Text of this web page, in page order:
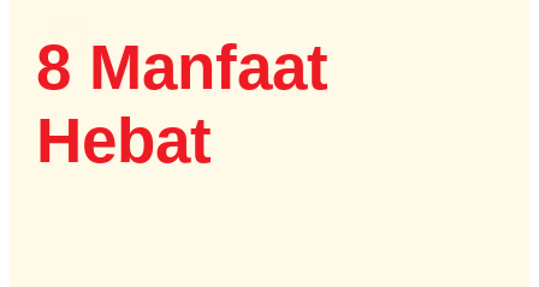
8 Manfaat
Hebat